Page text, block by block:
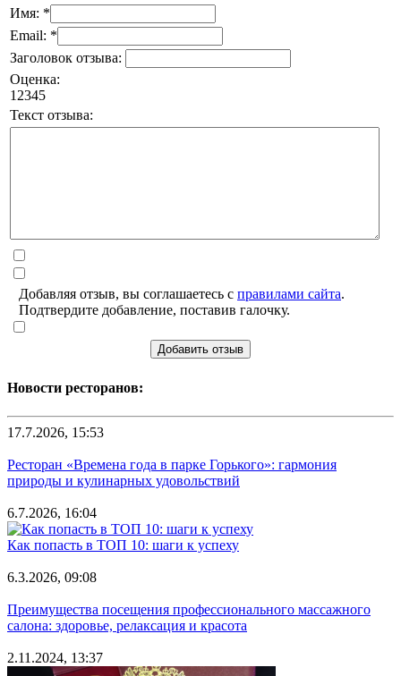
Имя: *
Email: *
Заголовок отзыва:
Оценка:
1 2345
Текст отзыва:
Добавляя отзыв, вы соглашаетесь с правилами сайта.
Подтвердите добавление, поставив галочку.
Добавить отзыв
Новости ресторанов:
17.7.2026, 15:53
Ресторан «Времена года в парке Горького»: гармония
природы и кулинарных удовольствий
6.7.2026, 16:04
Как попасть в ТОП 10: шаги к успеху
6.3.2026, 09:08
Преимущества посещения профессионального массажного
салона: здоровье, релаксация и красота
2.11.2024, 13:37